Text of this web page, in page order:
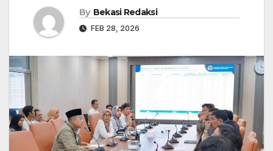
By Bekasi Redaksi
FEB 28, 2026